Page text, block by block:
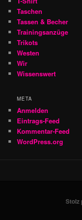
Taschen
Tassen & Becher
Trainingsanzüge
Trikots
Westen
Wir
Wissenswert
META
Anmelden
Eintrags-Feed
Kommentar-Feed
WordPress.org
Stolz